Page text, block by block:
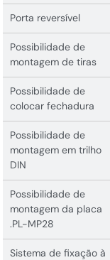
Porta reversível
Possibilidade de
montagem de tiras
Possibilidade de
colocar fechadura
Possibilidade de
montagem em trilho
DIN
Possibilidade de
montagem da placa
.PL-MP28
Sistema de fixação à